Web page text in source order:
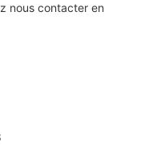
nous contacter en